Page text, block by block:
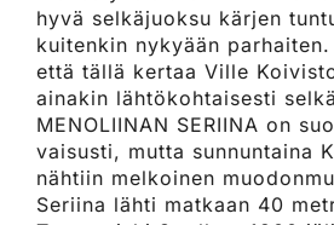
hyvä selkäjuoksu kärjen
kuitenkin nykyään
että tällä kertaa Ville
ainakin lähtökohtaisesti
MENOLIINAN SERIINA on
vaisusti, mutta sunnuntaina
nähtiin melkoinen
Seriina lähti matkaan 40